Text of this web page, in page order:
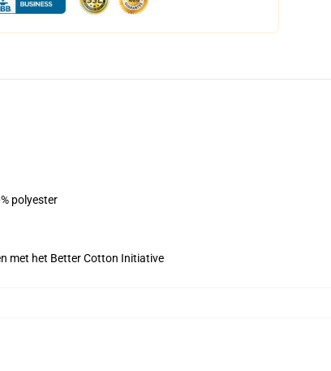
polyester
met het Better Cotton Initiative